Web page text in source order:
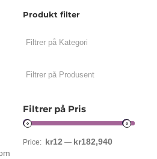
Produkt filter
Filtrer på Pris
Price: kr12 — kr182,940